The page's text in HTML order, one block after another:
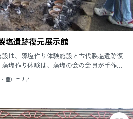
塩遺跡復元展示館
は、藻塩作り体験施設と古代製塩遺跡復
塩作り体験は、藻塩の会の会員が手作り
豊）エリア